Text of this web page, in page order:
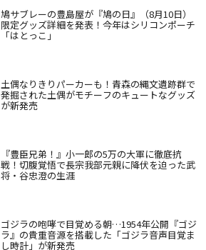
鳩サブレーの豊島屋が『鳩の日』（8月10日）
限定グッズ詳細を発表！今年はシリコンポーチ
「はとっこ」
土偶なりきりパーカーも！青森の縄文遺跡群で
発掘された土偶がモチーフのキュートなグッズ
が新発売
『豊臣兄弟！』小一郎の5万の大軍に徹底抗
戦！切腹覚悟で長宗我部元親に降伏を迫った武
将・谷忠澄の生涯
ゴジラの咆哮で目覚める朝…1954年公開『ゴジ
ラ』の貴重音源を搭載した「ゴジラ音声目覚ま
し時計」が新発売